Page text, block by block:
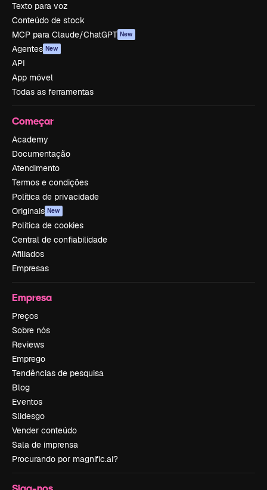
Texto para voz
Conteúdo de stock
MCP para Claude/ChatGPT New
Agentes New
API
App móvel
Todas as ferramentas
Começar
Academy
Documentação
Atendimento
Termos e condições
Política de privacidade
Originais New
Política de cookies
Central de confiabilidade
Afiliados
Empresas
Empresa
Preços
Sobre nós
Reviews
Emprego
Tendências de pesquisa
Blog
Eventos
Slidesgo
Vender conteúdo
Sala de imprensa
Procurando por magnific.ai?